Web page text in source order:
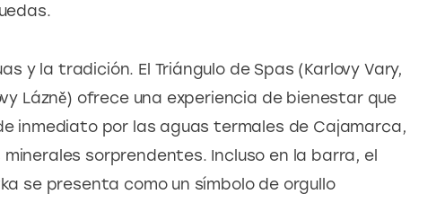
y la tradición. El Triángulo de Spas (Karlovy Vary,
Lázně) ofrece una experiencia de bienestar que
inmediato por las aguas termales de Cajamarca,
sorprendentes. Incluso en la barra, el
se presenta como un símbolo de orgullo